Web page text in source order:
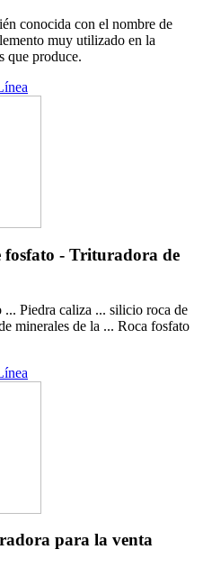
conocida con el nombre de
muy utilizado en la
que produce.
fosfato - Trituradora de
Piedra caliza ... silicio roca de
minerales de la ... Roca fosfato
para la venta